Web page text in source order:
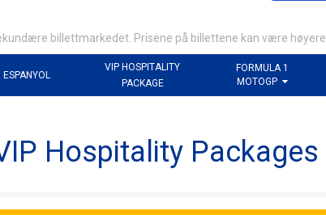
billettmarkedet. Prisene på billettene kan være høyere
ESPANYOL
VIP HOSPITALITY
PACKAGE
FORMULA 1
MOTOGP
Hospitality Packages